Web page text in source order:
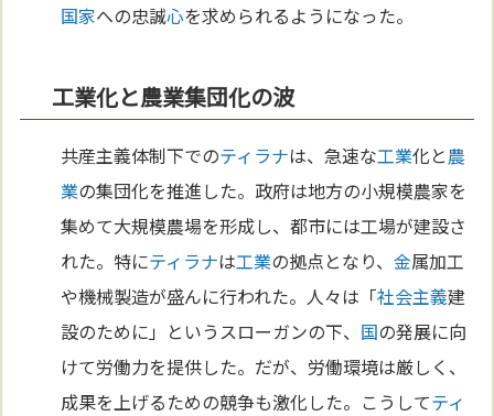
国家への忠誠心を求められるようになった。
工業化と農業集団化の波
共産主義体制下でのティラナは、急速な工業化と農
業の集団化を推進した。政府は地方の小規模農家を
集めて大規模農場を形成し、都市には工場が建設さ
れた。特にティラナは工業の拠点となり、金属加工
や機械製造が盛んに行われた。人々は「社会主義建
設のために」というスローガンの下、 国の発展に向
けて労働力を提供した。だが、労働環境は厳しく、
成果を上げるための競争も激化した。こうしてティ